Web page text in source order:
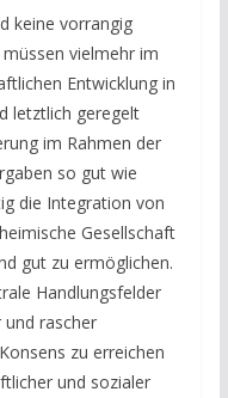
keine vorrangig
vielmehr im
Entwicklung in
letztlich geregelt
im Rahmen der
so gut wie
die Integration von
Gesellschaft
gut zu ermöglichen.
Handlungsfelder
rascher
zu erreichen
und sozialer